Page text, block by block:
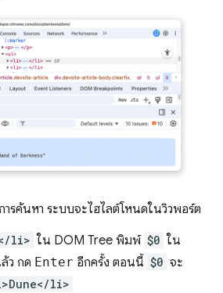
ารค้นหา ระบบจะไฮไลต์โหนดในวิวพอร์ต
li> ใน DOM Tree พิมพ์ $0 ใน
ว กด Enter อีกครั้ง ตอนนี้ $0 จะ
li>